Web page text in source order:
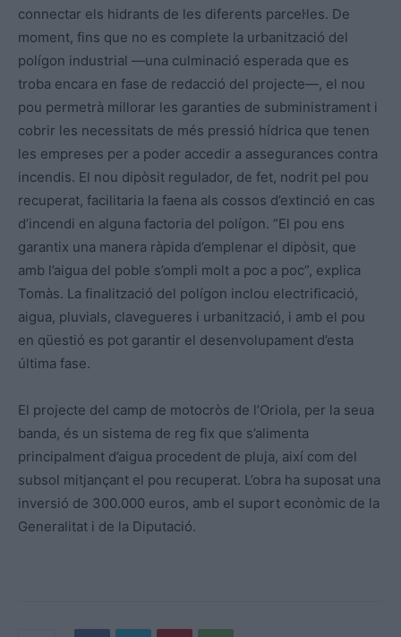
connectar els hidrants de les diferents parcel·les. De
moment, fins que no es complete la urbanització del
polígon industrial —una culminació esperada que es
troba encara en fase de redacció del projecte—, el nou
pou permetrà millorar les garanties de subministrament i
cobrir les necessitats de més pressió hídrica que tenen
les empreses per a poder accedir a assegurances contra
incendis. El nou dipòsit regulador, de fet, nodrit pel pou
recuperat, facilitaria la faena als cossos d’extinció en cas
d’incendi en alguna factoria del polígon. “El pou ens
garantix una manera ràpida d’emplenar el dipòsit, que
amb l’aigua del poble s’ompli molt a poc a poc”, explica
Tomàs. La finalització del polígon inclou electrificació,
aigua, pluvials, clavegueres i urbanització, i amb el pou
en qüestió es pot garantir el desenvolupament d’esta
última fase.
El projecte del camp de motocròs de l’Oriola, per la seua
banda, és un sistema de reg fix que s’alimenta
principalment d’aigua procedent de pluja, així com del
subsol mitjançant el pou recuperat. L’obra ha suposat una
inversió de 300.000 euros, amb el suport econòmic de la
Generalitat i de la Diputació.